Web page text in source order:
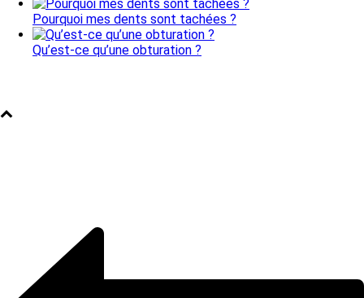
Pourquoi mes dents sont tachées ?
Qu’est-ce qu’une obturation ?